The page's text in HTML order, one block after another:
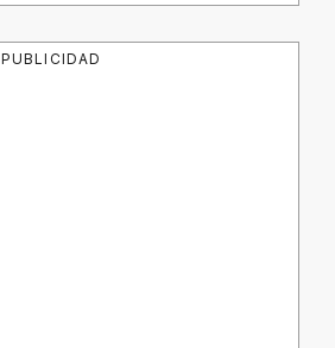
PUBLICIDAD